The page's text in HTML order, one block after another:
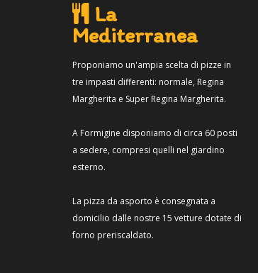
La
Mediterranea
Proponiamo un'ampia scelta di pizze in
tre impasti differenti: normale, Regina
Margherita e Super Regina Margherita.
A Formigine disponiamo di circa 60 posti
a sedere, compresi quelli nel giardino
esterno.
La pizza da asporto è consegnata a
domicilio dalle nostre 15 vetture dotate di
forno preriscaldato.